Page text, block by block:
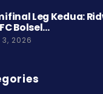
Leg Kedua:
Bolsel…
2026